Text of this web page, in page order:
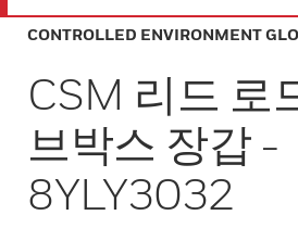
CONTROLLED ENVIRONMENT
CSM 리드 로
브박스 장갑 -
8YLY3032